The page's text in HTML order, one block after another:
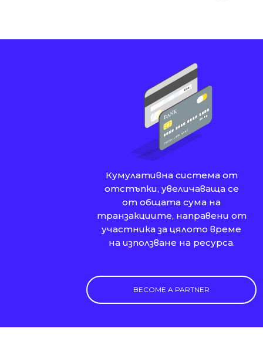
Кумулативна система от
отстъпки, увеличаваща се
от общата сума на
транзакциите, направени от
участника за цялото време
на използване на ресурса.
BECOME A PARTNER